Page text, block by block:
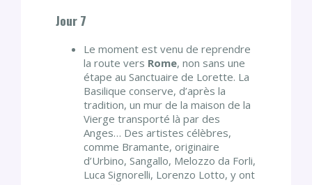
Jour 7
Le moment est venu de reprendre
la route vers Rome, non sans une
étape au Sanctuaire de Lorette. La
Basilique conserve, d’après la
tradition, un mur de la maison de la
Vierge transporté là par des
Anges… Des artistes célèbres,
comme Bramante, originaire
d’Urbino, Sangallo, Melozzo da Forli,
Luca Signorelli, Lorenzo Lotto, y ont